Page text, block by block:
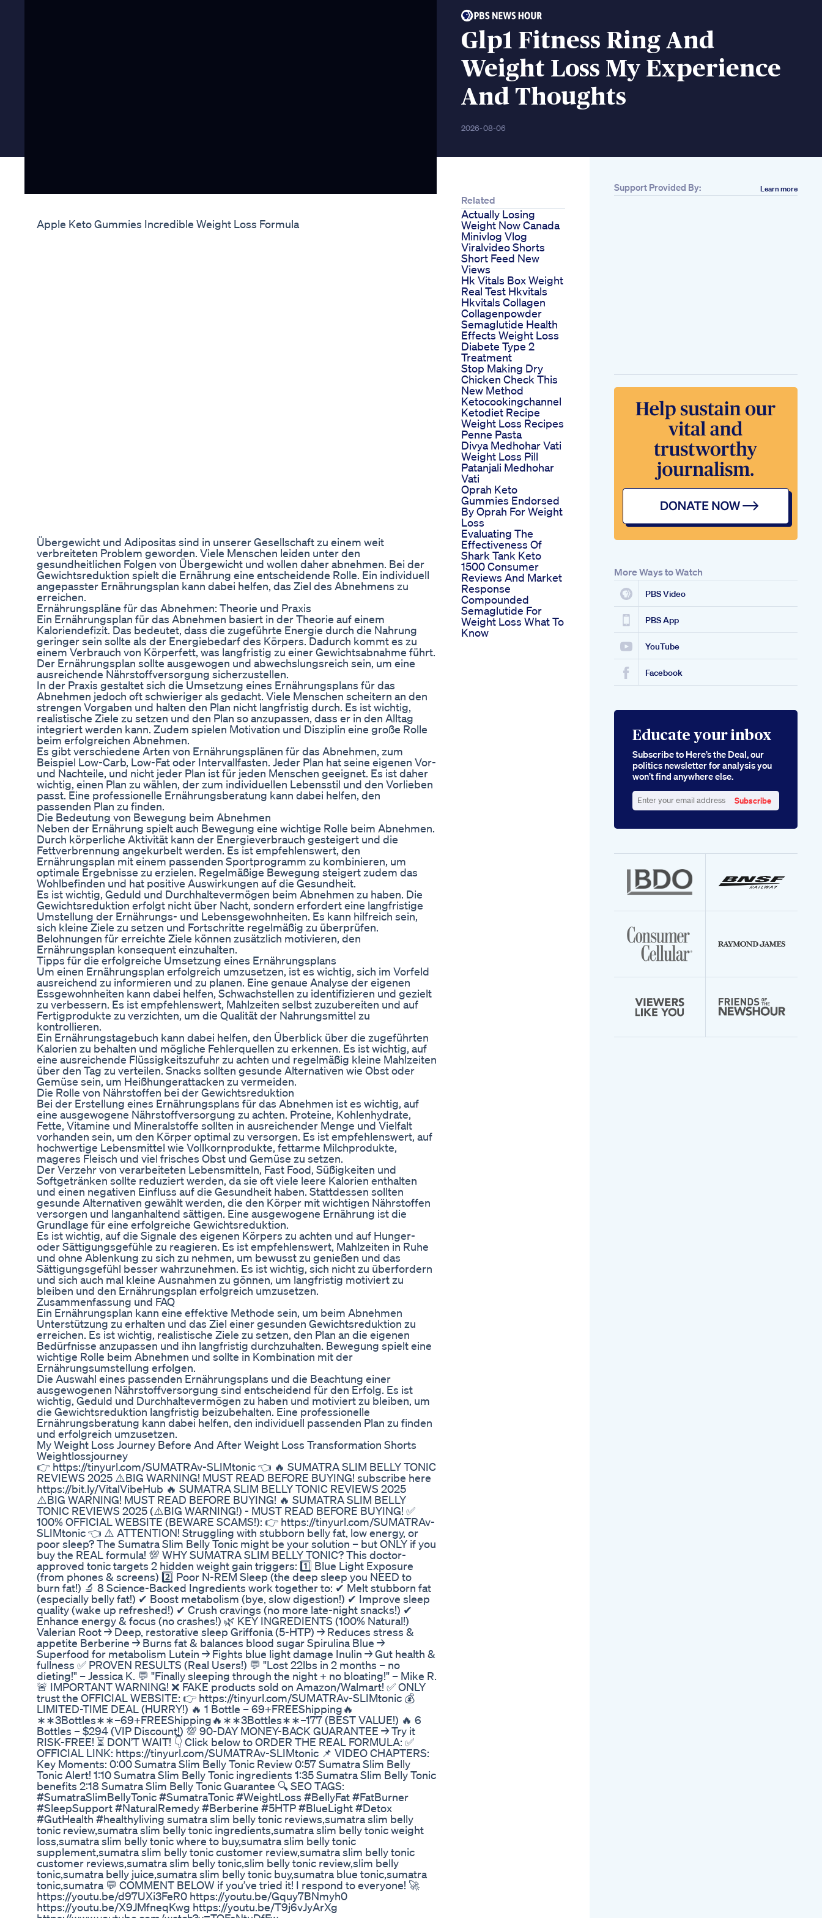
Glp1 Fitness Ring And
Weight Loss My Experience
And Thoughts
2026-08-06
Apple Keto Gummies Incredible Weight Loss Formula
Übergewicht und Adipositas sind in unserer Gesellschaft zu einem weit
verbreiteten Problem geworden. Viele Menschen leiden unter den
gesundheitlichen Folgen von Übergewicht und wollen daher abnehmen. Bei der
Gewichtsreduktion spielt die Ernährung eine entscheidende Rolle. Ein individuell
angepasster Ernährungsplan kann dabei helfen, das Ziel des Abnehmens zu
erreichen.
Ernährungspläne für das Abnehmen: Theorie und Praxis
Ein Ernährungsplan für das Abnehmen basiert in der Theorie auf einem
Kaloriendefizit. Das bedeutet, dass die zugeführte Energie durch die Nahrung
geringer sein sollte als der Energiebedarf des Körpers. Dadurch kommt es zu
einem Verbrauch von Körperfett, was langfristig zu einer Gewichtsabnahme führt.
Der Ernährungsplan sollte ausgewogen und abwechslungsreich sein, um eine
ausreichende Nährstoffversorgung sicherzustellen.
In der Praxis gestaltet sich die Umsetzung eines Ernährungsplans für das
Abnehmen jedoch oft schwieriger als gedacht. Viele Menschen scheitern an den
strengen Vorgaben und halten den Plan nicht langfristig durch. Es ist wichtig,
realistische Ziele zu setzen und den Plan so anzupassen, dass er in den Alltag
integriert werden kann. Zudem spielen Motivation und Disziplin eine große Rolle
beim erfolgreichen Abnehmen.
Es gibt verschiedene Arten von Ernährungsplänen für das Abnehmen, zum
Beispiel Low-Carb, Low-Fat oder Intervallfasten. Jeder Plan hat seine eigenen Vor-
und Nachteile, und nicht jeder Plan ist für jeden Menschen geeignet. Es ist daher
wichtig, einen Plan zu wählen, der zum individuellen Lebensstil und den Vorlieben
passt. Eine professionelle Ernährungsberatung kann dabei helfen, den
passenden Plan zu finden.
Die Bedeutung von Bewegung beim Abnehmen
Neben der Ernährung spielt auch Bewegung eine wichtige Rolle beim Abnehmen.
Durch körperliche Aktivität kann der Energieverbrauch gesteigert und die
Fettverbrennung angekurbelt werden. Es ist empfehlenswert, den
Ernährungsplan mit einem passenden Sportprogramm zu kombinieren, um
optimale Ergebnisse zu erzielen. Regelmäßige Bewegung steigert zudem das
Wohlbefinden und hat positive Auswirkungen auf die Gesundheit.
Es ist wichtig, Geduld und Durchhaltevermögen beim Abnehmen zu haben. Die
Gewichtsreduktion erfolgt nicht über Nacht, sondern erfordert eine langfristige
Umstellung der Ernährungs- und Lebensgewohnheiten. Es kann hilfreich sein,
sich kleine Ziele zu setzen und Fortschritte regelmäßig zu überprüfen.
Belohnungen für erreichte Ziele können zusätzlich motivieren, den
Ernährungsplan konsequent einzuhalten.
Tipps für die erfolgreiche Umsetzung eines Ernährungsplans
Um einen Ernährungsplan erfolgreich umzusetzen, ist es wichtig, sich im Vorfeld
ausreichend zu informieren und zu planen. Eine genaue Analyse der eigenen
Essgewohnheiten kann dabei helfen, Schwachstellen zu identifizieren und gezielt
zu verbessern. Es ist empfehlenswert, Mahlzeiten selbst zuzubereiten und auf
Fertigprodukte zu verzichten, um die Qualität der Nahrungsmittel zu
kontrollieren.
Ein Ernährungstagebuch kann dabei helfen, den Überblick über die zugeführten
Kalorien zu behalten und mögliche Fehlerquellen zu erkennen. Es ist wichtig, auf
eine ausreichende Flüssigkeitszufuhr zu achten und regelmäßig kleine Mahlzeiten
über den Tag zu verteilen. Snacks sollten gesunde Alternativen wie Obst oder
Gemüse sein, um Heißhungerattacken zu vermeiden.
Die Rolle von Nährstoffen bei der Gewichtsreduktion
Bei der Erstellung eines Ernährungsplans für das Abnehmen ist es wichtig, auf
eine ausgewogene Nährstoffversorgung zu achten. Proteine, Kohlenhydrate,
Fette, Vitamine und Mineralstoffe sollten in ausreichender Menge und Vielfalt
vorhanden sein, um den Körper optimal zu versorgen. Es ist empfehlenswert, auf
hochwertige Lebensmittel wie Vollkornprodukte, fettarme Milchprodukte,
mageres Fleisch und viel frisches Obst und Gemüse zu setzen.
Der Verzehr von verarbeiteten Lebensmitteln, Fast Food, Süßigkeiten und
Softgetränken sollte reduziert werden, da sie oft viele leere Kalorien enthalten
und einen negativen Einfluss auf die Gesundheit haben. Stattdessen sollten
gesunde Alternativen gewählt werden, die den Körper mit wichtigen Nährstoffen
versorgen und langanhaltend sättigen. Eine ausgewogene Ernährung ist die
Grundlage für eine erfolgreiche Gewichtsreduktion.
Es ist wichtig, auf die Signale des eigenen Körpers zu achten und auf Hunger-
oder Sättigungsgefühle zu reagieren. Es ist empfehlenswert, Mahlzeiten in Ruhe
und ohne Ablenkung zu sich zu nehmen, um bewusst zu genießen und das
Sättigungsgefühl besser wahrzunehmen. Es ist wichtig, sich nicht zu überfordern
und sich auch mal kleine Ausnahmen zu gönnen, um langfristig motiviert zu
bleiben und den Ernährungsplan erfolgreich umzusetzen.
Zusammenfassung und FAQ
Ein Ernährungsplan kann eine effektive Methode sein, um beim Abnehmen
Unterstützung zu erhalten und das Ziel einer gesunden Gewichtsreduktion zu
erreichen. Es ist wichtig, realistische Ziele zu setzen, den Plan an die eigenen
Bedürfnisse anzupassen und ihn langfristig durchzuhalten. Bewegung spielt eine
wichtige Rolle beim Abnehmen und sollte in Kombination mit der
Ernährungsumstellung erfolgen.
Die Auswahl eines passenden Ernährungsplans und die Beachtung einer
ausgewogenen Nährstoffversorgung sind entscheidend für den Erfolg. Es ist
wichtig, Geduld und Durchhaltevermögen zu haben und motiviert zu bleiben, um
die Gewichtsreduktion langfristig beizubehalten. Eine professionelle
Ernährungsberatung kann dabei helfen, den individuell passenden Plan zu finden
und erfolgreich umzusetzen.
My Weight Loss Journey Before And After Weight Loss Transformation Shorts
Weightlossjourney
👉 https://tinyurl.com/SUMATRAv-SLIMtonic 👈 🔥 SUMATRA SLIM BELLY TONIC
REVIEWS 2025 ⚠️BIG WARNING! MUST READ BEFORE BUYING! subscribe here
https://bit.ly/VitalVibeHub 🔥 SUMATRA SLIM BELLY TONIC REVIEWS 2025
⚠️BIG WARNING! MUST READ BEFORE BUYING! 🔥 SUMATRA SLIM BELLY
TONIC REVIEWS 2025 (⚠️BIG WARNING!) - MUST READ BEFORE BUYING! ✅
100% OFFICIAL WEBSITE (BEWARE SCAMS!): 👉 https://tinyurl.com/SUMATRAv-
SLIMtonic 👈 ⚠️ ATTENTION! Struggling with stubborn belly fat, low energy, or
poor sleep? The Sumatra Slim Belly Tonic might be your solution – but ONLY if you
buy the REAL formula! 💯 WHY SUMATRA SLIM BELLY TONIC? This doctor-
approved tonic targets 2 hidden weight gain triggers: 1️⃣ Blue Light Exposure
(from phones & screens) 2️⃣ Poor N-REM Sleep (the deep sleep you NEED to
burn fat!) 🔬 8 Science-Backed Ingredients work together to: ✔ Melt stubborn fat
(especially belly fat!) ✔ Boost metabolism (bye, slow digestion!) ✔ Improve sleep
quality (wake up refreshed!) ✔ Crush cravings (no more late-night snacks!) ✔
Enhance energy & focus (no crashes!) 🌿 KEY INGREDIENTS (100% Natural!)
Valerian Root → Deep, restorative sleep Griffonia (5-HTP) → Reduces stress &
appetite Berberine → Burns fat & balances blood sugar Spirulina Blue →
Superfood for metabolism Lutein → Fights blue light damage Inulin → Gut health &
fullness ✅ PROVEN RESULTS (Real Users!) 💬 "Lost 22lbs in 2 months – no
dieting!" – Jessica K. 💬 "Finally sleeping through the night + no bloating!" – Mike R.
🚨 IMPORTANT WARNING! ❌ FAKE products sold on Amazon/Walmart! ✅ ONLY
trust the OFFICIAL WEBSITE: 👉 https://tinyurl.com/SUMATRAv-SLIMtonic 💰
LIMITED-TIME DEAL (HURRY!) 🔥 1 Bottle – 69+FREEShipping🔥
∗∗3Bottles∗∗–69+FREEShipping🔥∗∗3Bottles∗∗–177 (BEST VALUE!) 🔥 6
Bottles – $294 (VIP Discount!) 💯 90-DAY MONEY-BACK GUARANTEE → Try it
RISK-FREE! ⏳ DON’T WAIT! 👇 Click below to ORDER THE REAL FORMULA: ✅
OFFICIAL LINK: https://tinyurl.com/SUMATRAv-SLIMtonic 📌 VIDEO CHAPTERS:
Key Moments: 0:00 Sumatra Slim Belly Tonic Review 0:57 Sumatra Slim Belly
Tonic Alert! 1:10 Sumatra Slim Belly Tonic ingredients 1:35 Sumatra Slim Belly Tonic
benefits 2:18 Sumatra Slim Belly Tonic Guarantee 🔍 SEO TAGS:
#SumatraSlimBellyTonic #SumatraTonic #WeightLoss #BellyFat #FatBurner
#SleepSupport #NaturalRemedy #Berberine #5HTP #BlueLight #Detox
#GutHealth #healthyliving sumatra slim belly tonic reviews,sumatra slim belly
tonic review,sumatra slim belly tonic ingredients,sumatra slim belly tonic weight
loss,sumatra slim belly tonic where to buy,sumatra slim belly tonic
supplement,sumatra slim belly tonic customer review,sumatra slim belly tonic
customer reviews,sumatra slim belly tonic,slim belly tonic review,slim belly
tonic,sumatra belly juice,sumatra slim belly tonic buy,sumatra blue tonic,sumatra
tonic,sumatra 💬 COMMENT BELOW if you’ve tried it! I respond to everyone! 🚀
https://youtu.be/d97UXi3FeR0 https://youtu.be/Gquy7BNmyh0
https://youtu.be/X9JMfneqKwg https://youtu.be/T9j6vJyArXg
Related
Actually Losing
Weight Now Canada
Minivlog Vlog
Viralvideo Shorts
Short Feed New
Views
Hk Vitals Box Weight
Real Test Hkvitals
Hkvitals Collagen
Collagenpowder
Semaglutide Health
Effects Weight Loss
Diabete Type 2
Treatment
Stop Making Dry
Chicken Check This
New Method
Ketocookingchannel
Ketodiet Recipe
Weight Loss Recipes
Penne Pasta
Divya Medhohar Vati
Weight Loss Pill
Patanjali Medhohar
Vati
Oprah Keto
Gummies Endorsed
By Oprah For Weight
Loss
Evaluating The
Effectiveness Of
Shark Tank Keto
1500 Consumer
Reviews And Market
Response
Compounded
Semaglutide For
Weight Loss What To
Know
Support Provided By: Learn more
More Ways to Watch
PBS Video
PBS App
YouTube
Facebook
Educate your inbox
Subscribe to Here’s the Deal, our
politics newsletter for analysis you
won’t find anywhere else.
your
Subscribe